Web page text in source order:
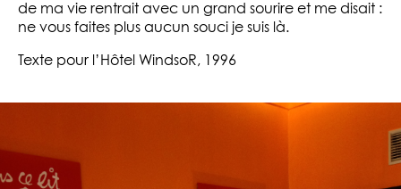
de ma vie rentrait avec un grand sourire et me disait :
ne vous faites plus aucun souci je suis là.
Texte pour l’Hôtel WindsoR, 1996